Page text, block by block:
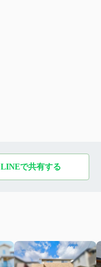
LINEで共有する